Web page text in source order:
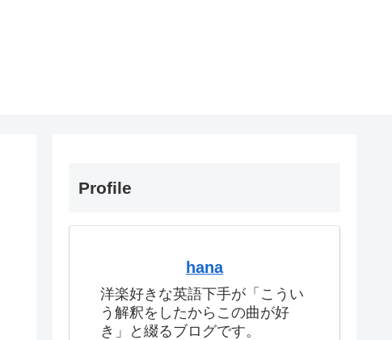
Profile
hana
洋楽好きな英語下手が「こうい
う解釈をしたからこの曲が好
き」と綴るブログです。